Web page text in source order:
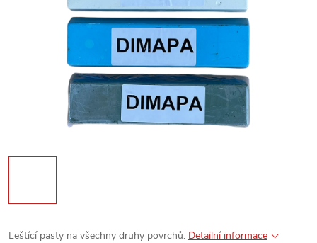
Leštící pasty na všechny druhy povrchů. Detailní informace